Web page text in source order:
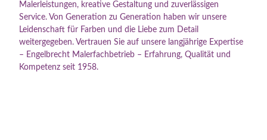
Malerleistungen, kreative Gestaltung und zuverlässigen
Service. Von Generation zu Generation haben wir unsere
Leidenschaft für Farben und die Liebe zum Detail
weitergegeben. Vertrauen Sie auf unsere langjährige Expertise
– Engelbrecht Malerfachbetrieb – Erfahrung, Qualität und
Kompetenz seit 1958.